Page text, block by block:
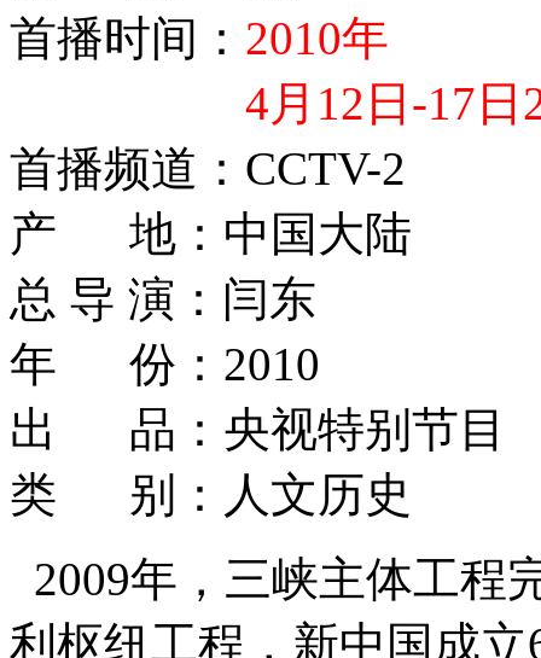
首播时间： 2010年
4月12日-17日20
首播频道：CCTV-2
产 地：中国大陆
总 导 演：闫东
年 份：2010
出 品：央视特别节目
类 别：人文历史
2009年，三峡主体工
利枢纽工程，新中国成